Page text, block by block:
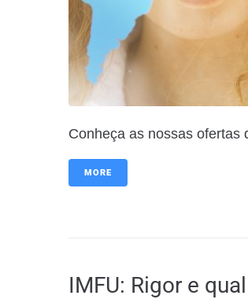
Conheça as nossas ofertas
MORE
IMFU: Rigor e